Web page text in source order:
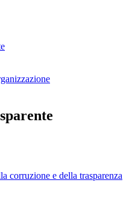
corruzione e della trasparenza